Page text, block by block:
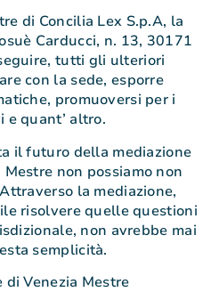
di Concilia Lex S.p.A, la
Carducci, n. 13, 30171
tutti gli ulteriori
con la sede, esporre
promuoversi per i
e quant’ altro.
il futuro della mediazione
non possiamo non
la mediazione,
risolvere quelle questioni
non avrebbe mai
semplicità.
di Venezia Mestre